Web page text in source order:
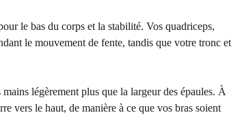
le bas du corps et la stabilité. Vos quadriceps,
le mouvement de fente, tandis que votre tronc et
légèrement plus que la largeur des épaules. À
vers le haut, de manière à ce que vos bras soient